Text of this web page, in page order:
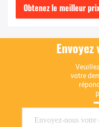
Obtenez le meilleur
votre